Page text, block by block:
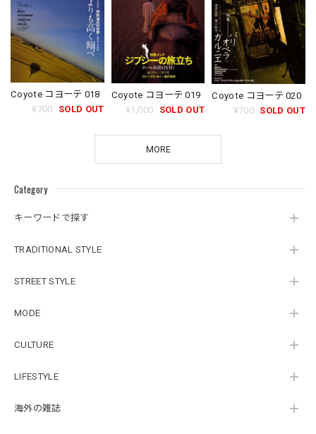
Category
キーワードで探す
TRADITIONAL STYLE
STREET STYLE
MODE
CULTURE
LIFESTYLE
海外の雑誌
Coyote コヨーテ 018
¥700
SOLD OUT
Coyote コヨーテ 019
¥1,000
SOLD OUT
Coyote コヨーテ 020
¥700 SOLD OUT
MORE